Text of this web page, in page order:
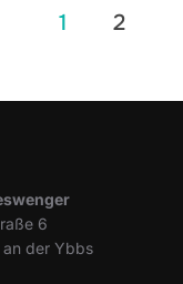
1 2
6
der Ybbs